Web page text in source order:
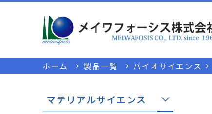
ホーム 製品一覧 バイオサイエンス
マテリアルサイエンス